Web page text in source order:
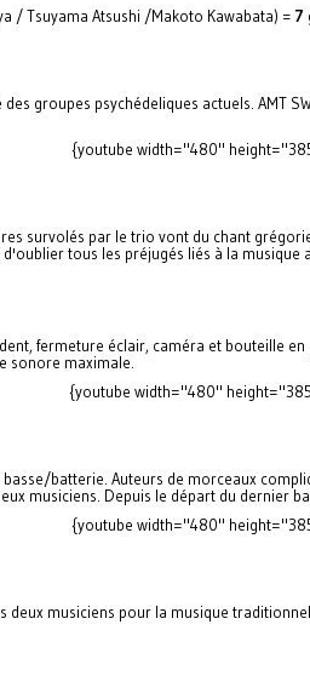
/ Tsuyama Atsushi /Makoto Kawabata) = 7
groupes psychédeliques actuels. AMT
{youtube width="480"
survolés par le trio vont du chant
tous les préjugés liés à la musique
fermeture éclair, caméra et bouteille
sonore maximale.
{youtube width="480"
batterie. Auteurs de morceaux
musiciens. Depuis le départ du dernier
{youtube width="480"
musiciens pour la musique